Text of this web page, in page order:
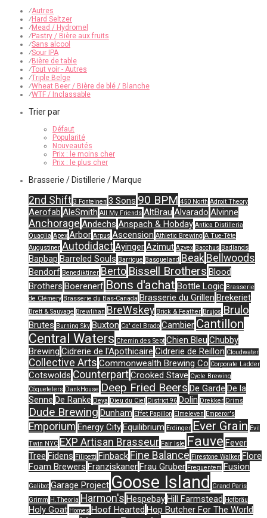
⁄Autres
⁄Hard Seltzer
⁄Mead / Hydromel
⁄Pastry / Bière aux fruits
⁄Sans alcool
⁄Sour IPA
⁄Bière de table
⁄Tout voir - Autres
⁄Triple Belge
⁄Wheat Beer / Bière de blé / Blanche
⁄WTF / Inclassable
Trier par
Défaut
Popularité
Nouveautés
Prix : le moins cher
Prix : le plus cher
Brasserie / Distillerie / Marque
2nd Shift 3 Fonteinen 3 Sons 90 BPM 450 North Adroit Theory
Aerofab AleSmith All My Friends AltBrau Alvarado Alvinne
Anchorage Andechs Anspach & Hobday Antica Distilleria
Quaglia Apex Arbor Arpus Ascension Athletic Brewing A Tue-Tête
Augustiner AutodidactAyingerAzimut Azvex Bacchus Badlands
Bapbap Barreled Souls Barrique Basqueland Beak Bellwoods
Bendorf Benediktiner Berto Bissell Brothers Blood
Brothers Boerenerf Bons d'achat Bottle Logic Brasserie
de Clémery Brasserie du Bas-Canada Brasserie du Grillen Brekeriet
Brett & Sauvage Brewlihan BreWskey Brick & Feather Brujos Brulo
Brutes Burning Sky Buxton Ca' del Brado Cambier Cantillon
Central Waters Chemin des Sept Chien Bleu Chubby
Brewing Cidrerie de l'Apothicaire Cidrerie de Reillon Cloudwater
Collective Arts Commonwealth Brewing Co Corporate Ladder
Cotswolds CounterpartCrooked Stave Cycle Brewing
Côquetelers DankHouse Deep Fried Beers De Garde De la
Senne De Ranke Deya Dieu du Ciel District 96 Dolin Drekker Drims
Dude Brewing Dunham Effet Papillon Elmeleven Emperor's
Emporium Energy CityEquilibrium Erdinger Ever Grain Evil
Twin NYC EXP Artisan Brasseur Fair Isle Fauve Fever
Tree Fidens Filipetti Finback Fine Balance Firestone Walker Flore
Foam Brewers FranziskanerFrau Gruber Frequentem Fusion
Galibot Garage Project Goose Island
Grand Paris
Grimm H.Theoria Harmon's HespebayHill Farmstead Hofbräu
Holy Goat Homes Hoof Hearted Hop Butcher For The World